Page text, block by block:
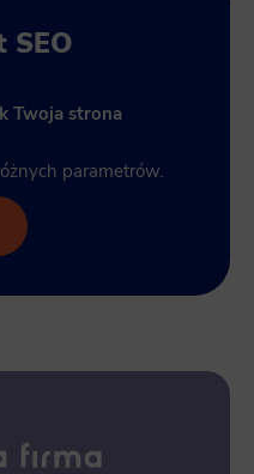
SEO
Twoja strona
parametrów.